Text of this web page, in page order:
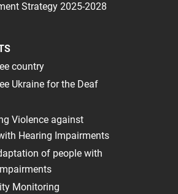
Strategy 2025-2028
country
Ukraine for the Deaf
Violence against
Hearing Impairments
of people with
Monitoring